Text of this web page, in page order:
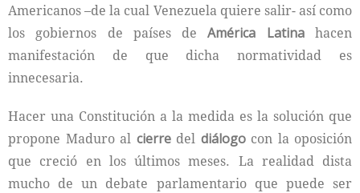
Americanos –de la cual Venezuela quiere salir- así como
los gobiernos de países deAmérica Latinahacen
manifestación de que dicha normatividad es
innecesaria.
Hacer una Constitución a la medida es la solución que
propone Maduro al cierredel diálogocon la oposición
que creció en los últimos meses. La realidad dista
mucho de un debate parlamentario que puede ser